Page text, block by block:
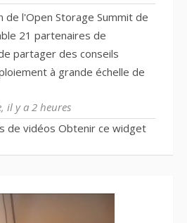
de l'Open Storage Summit de
21 partenaires de
partager des conseils
à grande échelle de
il y a 2 heures
de vidéos Obtenir ce widget